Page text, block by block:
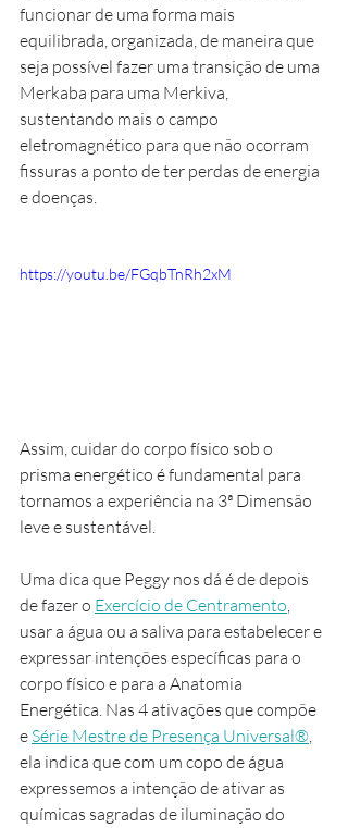
funcionar de uma forma mais
equilibrada, organizada, de maneira que
seja possível fazer uma transição de uma
Merkaba para uma Merkiva,
sustentando mais o campo
eletromagnético para que não ocorram
fissuras a ponto de ter perdas de energia
e doenças.
https://youtu.be/FGqbTnRh2xM
Assim, cuidar do corpo físico sob o
prisma energético é fundamental para
tornamos a experiência na 3ª Dimensão
leve e sustentável.
Uma dica que Peggy nos dá é de depois
de fazer o Exercício de Centramento,
usar a água ou a saliva para estabelecer e
expressar intenções específicas para o
corpo físico e para a Anatomia
Energética. Nas 4 ativações que compõe
e Série Mestre de Presença Universal®,
ela indica que com um copo de água
expressemos a intenção de ativar as
químicas sagradas de iluminação do